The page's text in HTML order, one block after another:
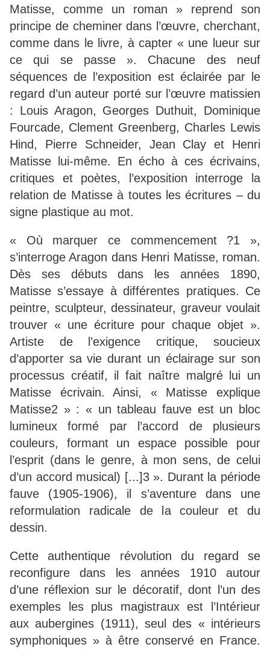
Matisse, comme un roman » reprend son
principe de cheminer dans l’œuvre, cherchant,
comme dans le livre, à capter « une lueur sur
ce qui se passe ». Chacune des neuf
séquences de l’exposition est éclairée par le
regard d’un auteur porté sur l’œuvre matissien
: Louis Aragon, Georges Duthuit, Dominique
Fourcade, Clement Greenberg, Charles Lewis
Hind, Pierre Schneider, Jean Clay et Henri
Matisse lui-même. En écho à ces écrivains,
critiques et poètes, l’exposition interroge la
relation de Matisse à toutes les écritures – du
signe plastique au mot.
« Où marquer ce commencement ?1 »,
s’interroge Aragon dans Henri Matisse, roman.
Dès ses débuts dans les années 1890,
Matisse s’essaye à différentes pratiques. Ce
peintre, sculpteur, dessinateur, graveur voulait
trouver « une écriture pour chaque objet ».
Artiste de l’exigence critique, soucieux
d’apporter sa vie durant un éclairage sur son
processus créatif, il fait naître malgré lui un
Matisse écrivain. Ainsi, « Matisse explique
Matisse2 » : « un tableau fauve est un bloc
lumineux formé par l’accord de plusieurs
couleurs, formant un espace possible pour
l’esprit (dans le genre, à mon sens, de celui
d’un accord musical) [...]3 ». Durant la période
fauve (1905-1906), il s’aventure dans une
reformulation radicale de la couleur et du
dessin.
Cette authentique révolution du regard se
reconfigure dans les années 1910 autour
d’une réflexion sur le décoratif, dont l’un des
exemples les plus magistraux est l’Intérieur
aux aubergines (1911), seul des « intérieurs
symphoniques » à être conservé en France.